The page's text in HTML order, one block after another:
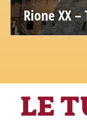
Rione XX –
LE